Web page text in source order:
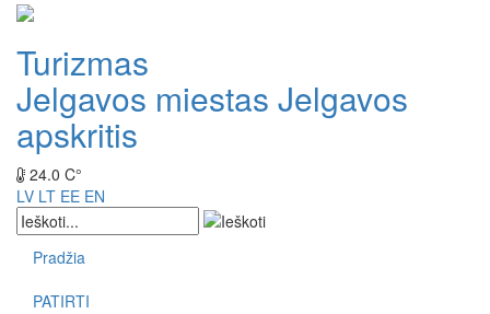
Turizmas
Jelgavos miestas Jelgavos
apskritis
24.0 C°
LV LT EE EN
Pradžia
PATIRTI